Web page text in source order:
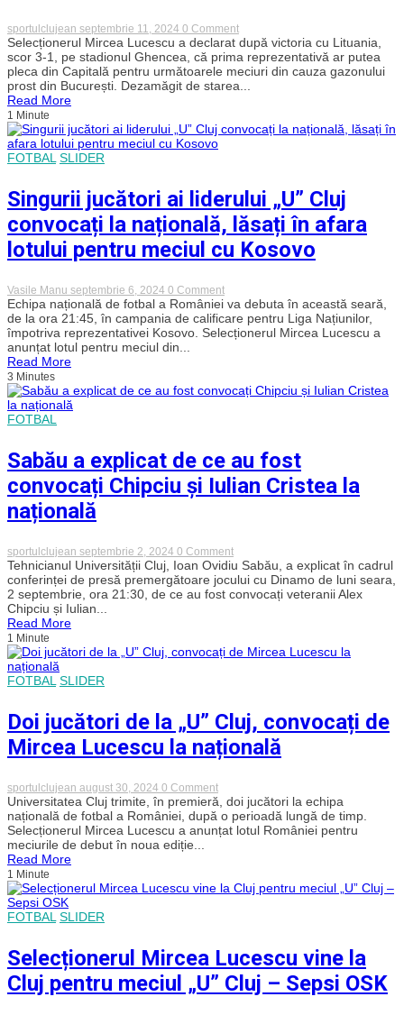
sportulclujean septembrie 11, 2024 0 Commenton
Lucescu
ar
putea
readuce
naționala
Napoca
Selecționerul Mircea Lucescu a declarat după victoria cu Lituania,
scor 3-1, pe stadionul Ghencea, că prima reprezentativă ar putea
pleca din Capitală pentru următoarele meciuri din cauza gazonului
prost din București. Dezamăgit de starea...
Read More
1 Minute
FOTBAL SLIDER
Singurii jucători ai liderului „U” Cluj
convocați la națională, lăsați în afara
lotului pentru meciul cu Kosovo
Vasile Manu septembrie 6, 2024 0 Commenton
Singurii
jucători
ai
liderului
la
pentru
meciul
cu
Echipa națională de fotbal a României va debuta în această seară,
de la ora 21:45, în campania de calificare pentru Liga Națiunilor,
împotriva reprezentativei Kosovo. Selecționerul Mircea Lucescu a
anunțat lotul pentru meciul din...
Read More
3 Minutes
FOTBAL
Sabău a explicat de ce au fost
convocați Chipciu și Iulian Cristea la
națională
sportulclujean septembrie 2, 2024 0 Commenton
Sabău
a
explicat
de
convocați
la
națională
Tehnicianul Universității Cluj, Ioan Ovidiu Sabău, a explicat în cadrul
conferinței de presă premergătoare jocului cu Dinamo de luni seara,
2 septembrie, ora 21:30, de ce au fost convocați veteranii Alex
Chipciu și Iulian...
Read More
1 Minute
FOTBAL SLIDER
Doi jucători de la „U” Cluj, convocați de
Mircea Lucescu la națională
sportulclujean august 30, 2024 0 Commenton
Doi
jucători
de
la
de
Universitatea Cluj trimite, în premieră, doi jucători la echipa
națională de fotbal a României, după o perioadă lungă de timp.
Selecționerul Mircea Lucescu a anunțat lotul României pentru
meciurile de debut în noua ediție...
Read More
1 Minute
FOTBAL SLIDER
Selecționerul Mircea Lucescu vine la
Cluj pentru meciul „U” Cluj – Sepsi OSK